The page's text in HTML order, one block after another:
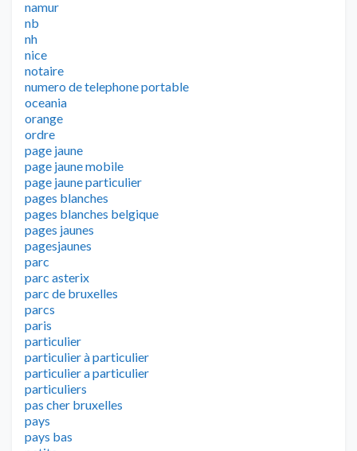
namur
nb
nh
nice
notaire
numero de telephone portable
oceania
orange
ordre
page jaune
page jaune mobile
page jaune particulier
pages blanches
pages blanches belgique
pages jaunes
pagesjaunes
parc
parc asterix
parc de bruxelles
parcs
paris
particulier
particulier à particulier
particulier a particulier
particuliers
pas cher bruxelles
pays
pays bas